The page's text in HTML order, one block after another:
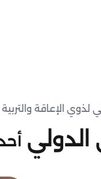
الإعاقة والتربية